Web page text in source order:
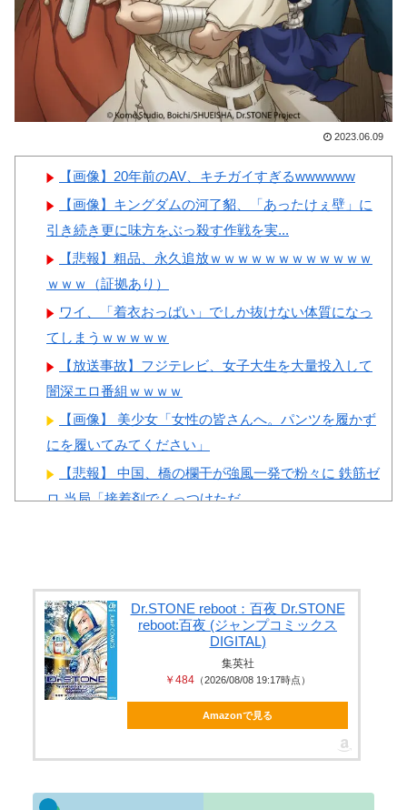
のが面白い…（ﾌﾞﾙﾌﾞﾙ」＝韓
国の反応
韓国人「韓国サッカー協会関
係者が『不適切接待は慣行だっ
た』と衝撃発言！日韓ワールド
カップ4強にも疑いの視線が向
Powered by livedoor 相互RSS
2023.06.09
【画像】20年前のAV、キチガイすぎるwwwwww
【画像】キングダムの河了貂、「あったけぇ壁」に
引き続き更に味方をぶっ殺す作戦を実...
【悲報】粗品、永久追放ｗｗｗｗｗｗｗｗｗｗｗｗ
ｗｗｗ（証拠あり）
ワイ、「着衣おっばい」でしか抜けない体質になっ
てしまうｗｗｗｗｗ
【放送事故】フジテレビ、女子大生を大量投入して
闇深エロ番組ｗｗｗｗ
【画像】 美少女「女性の皆さんへ。パンツを履かず
にを履いてみてください」
【悲報】 中国、橋の欄干が強風一発で粉々に 鉄筋ゼ
ロ 当局「接着剤でくっつけただ...
出しされ痙攣する姿が海外で話題に
左翼市民団体、広島では通用せず「人殺しの汚い足
で広島の土を踏むな！」→広島県民「...
Powered by livedoor 相互RSS
Dr.STONE reboot：百夜 Dr.STONE
reboot:百夜 (ジャンプコミックス
DIGITAL)
集英社
￥484 （2026/08/08 19:17時点）
Amazonで見る